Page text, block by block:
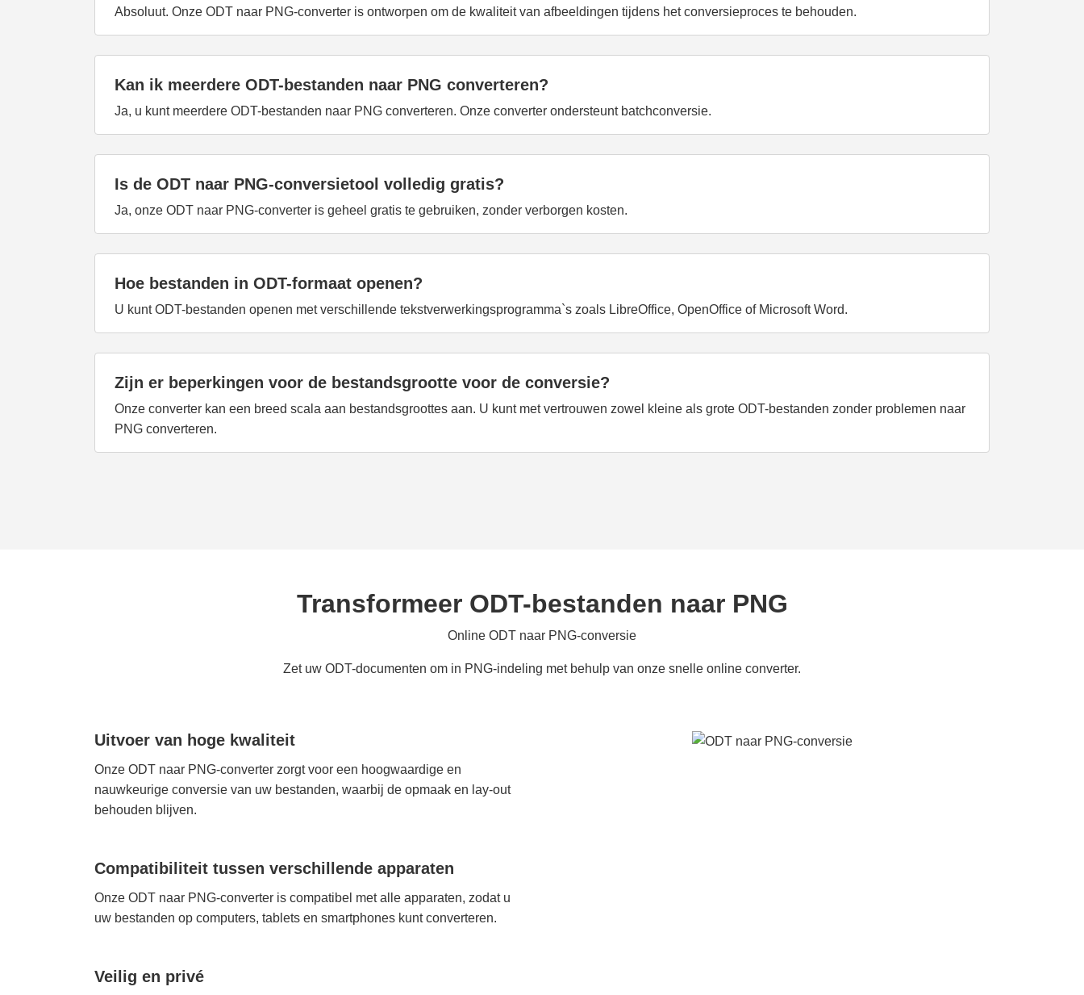
Absoluut. Onze ODT naar PNG-converter is ontworpen om de kwaliteit van afbeeldingen tijdens het conversieproces te behouden.
Kan ik meerdere ODT-bestanden naar PNG converteren?
Ja, u kunt meerdere ODT-bestanden naar PNG converteren. Onze converter ondersteunt batchconversie.
Is de ODT naar PNG-conversietool volledig gratis?
Ja, onze ODT naar PNG-converter is geheel gratis te gebruiken, zonder verborgen kosten.
Hoe bestanden in ODT-formaat openen?
U kunt ODT-bestanden openen met verschillende tekstverwerkingsprogramma`s zoals LibreOffice, OpenOffice of Microsoft Word.
Zijn er beperkingen voor de bestandsgrootte voor de conversie?
Onze converter kan een breed scala aan bestandsgroottes aan. U kunt met vertrouwen zowel kleine als grote ODT-bestanden zonder problemen naar
PNG converteren.
Transformeer ODT-bestanden naar PNG
Online ODT naar PNG-conversie
Zet uw ODT-documenten om in PNG-indeling met behulp van onze snelle online converter.
Uitvoer van hoge kwaliteit
Onze ODT naar PNG-converter zorgt voor een hoogwaardige en
nauwkeurige conversie van uw bestanden, waarbij de opmaak en lay-out
behouden blijven.
Compatibiliteit tussen verschillende apparaten
Onze ODT naar PNG-converter is compatibel met alle apparaten, zodat u
uw bestanden op computers, tablets en smartphones kunt converteren.
Veilig en privé